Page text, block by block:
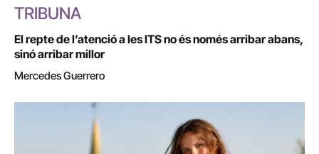
TRIBUNA
El repte de l’atenció a les ITS no és només arribar abans,
sinó arribar millor
Mercedes Guerrero